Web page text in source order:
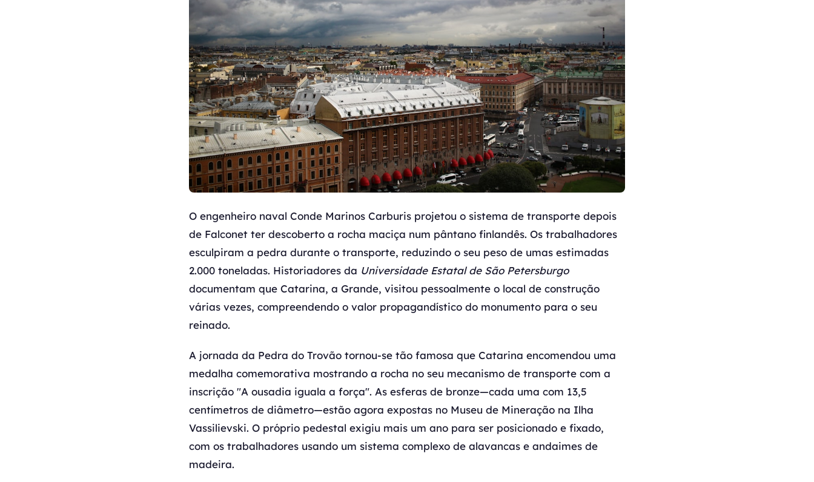
O engenheiro naval Conde Marinos Carburis projetou o sistema de transporte depois
de Falconet ter descoberto a rocha maciça num pântano finlandês. Os trabalhadores
esculpiram a pedra durante o transporte, reduzindo o seu peso de umas estimadas
2.000 toneladas. Historiadores da Universidade Estatal de São Petersburgo
documentam que Catarina, a Grande, visitou pessoalmente o local de construção
várias vezes, compreendendo o valor propagandístico do monumento para o seu
reinado.
A jornada da Pedra do Trovão tornou-se tão famosa que Catarina encomendou uma
medalha comemorativa mostrando a rocha no seu mecanismo de transporte com a
inscrição "A ousadia iguala a força". As esferas de bronze—cada uma com 13,5
centímetros de diâmetro—estão agora expostas no Museu de Mineração na Ilha
Vassilievski. O próprio pedestal exigiu mais um ano para ser posicionado e fixado,
com os trabalhadores usando um sistema complexo de alavancas e andaimes de
madeira.